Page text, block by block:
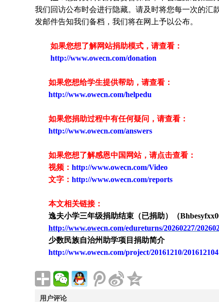
我们回访公布时会进行隐藏。请及时将您每一次的汇
发邮件告知我们备档，我们将在网上予以公布。
如果您想了解网站捐助模式，请查看：
http://www.owecn.com/donation
如果您想给学生提供帮助，请查看 ：
http://www.owecn.com/helpedu
如果您捐助过程中有任何疑问，请查看 ：
http://www.owecn.com/answers
如果您想了解感恩中国网站，请点击查看：
视频： http://www.owecn.com/Video
文字： http://www.owecn.com/reports
本文相关链接：
逸夫小学三年级捐助结束（已捐助）（
http://www.owecn.com/edureturns/20260227/
少数民族自治州助学项目捐助简介
http://www.owecn.com/project/20161210/
用户评论